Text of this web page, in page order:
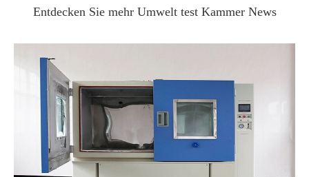
Entdecken Sie mehr Umwelt test Kammer News